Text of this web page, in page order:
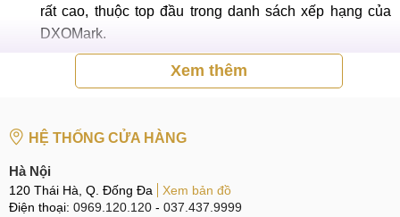
rất cao, thuộc top đầu trong danh sách xếp hạng của
DXOMark.
Mặt sau Pixel 7 (trái) và 7 Pro (phải)
Google có điểm ý gì không? Hãy cùng theo dõi phần tiếp
theo.
Nhược điểm
Xem thêm
HỆ THỐNG CỬA HÀNG
Hà Nội
120 Thái Hà, Q. Đống Đa
Xem bản đồ
Điện thoại: 0969.120.120 - 037.437.9999